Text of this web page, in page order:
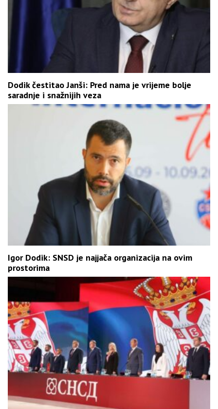
Dodik čestitao Janši: Pred nama je vrijeme bolje
saradnje i snažnijih veza
Igor Dodik: SNSD je najjača organizacija na ovim
prostorima